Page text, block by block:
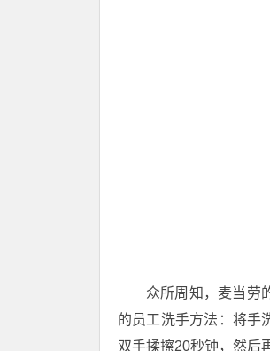
众所周知，麦当劳
的员工洗手方法：将手
双手揉擦20秒钟，然后